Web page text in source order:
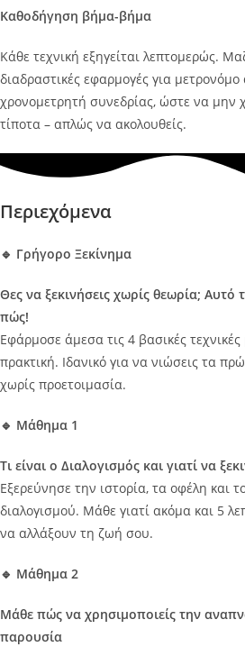
Καθοδήγηση βήμα-βήμα
Κάθε τεχνική εξηγείται λεπτομερώς.
διαδραστικές εφαρμογές για
χρονομετρητή συνεδρίας, ώστε να μην
τίποτα – απλώς να ακολουθείς.
Περιεχόμενα
🔹 Γρήγορο Ξεκίνημα
Θες να ξεκινήσεις χωρίς θεωρία; Αυτό
πώς!
Εφάρμοσε άμεσα τις 4 βασικές
πρακτική. Ιδανικό για να νιώσεις τα
χωρίς προετοιμασία.
🔹 Μάθημα 1
Τι είναι ο Διαλογισμός και γιατί να
Εξερεύνησε την ιστορία, τα οφέλη και
διαλογισμού. Μάθε γιατί ακόμα και 5
να αλλάξουν τη ζωή σου.
🔹 Μάθημα 2
Μάθε πώς να χρησιμοποιείς την
παρουσία